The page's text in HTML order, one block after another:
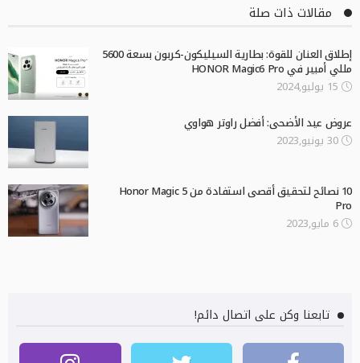
مقالات ذات صلة
إطلاق العنان للقوة: بطارية السيليكون-كربون بسعة 5600
مللي أمبير في HONOR Magic6 Pro
15 يوليو,2024
عروض عيد الأضحى: أفضل راوتر هواوي
30 يونيو,2023
10 نصائح لتحقيق أقصى استفادة من Honor Magic 5
Pro
6 مايو,2023
تابعنا وكن على اتصال دائم!